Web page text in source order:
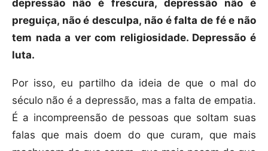
depressão não é frescura, depressão não é
preguiça, não é desculpa, não é falta de fé e não
tem nada a ver com religiosidade. Depressão é
luta.
Por isso, eu partilho da ideia de que o mal do
século não é a depressão, mas a falta de empatia.
É a incompreensão de pessoas que soltam suas
falas que mais doem do que curam, que mais